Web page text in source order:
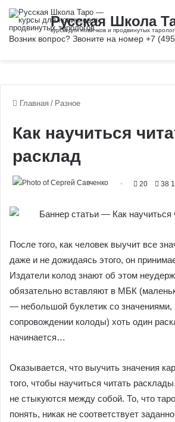
Главная / Разное
Как научиться
расклад
20 38
После того, как человек выучит все
даже и не дожидаясь этого, он
Издатели колод знают об этом
обязательно вставляют в МБК
— небольшой буклетик со значениями,
сопровождении колоды) хоть один
начинается…
Оказывается, что выучить значения
того, чтобы научиться читать
не стыкуются между собой. То, что
понять, никак не соответствует